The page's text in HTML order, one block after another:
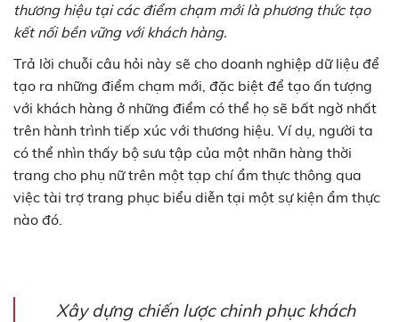
thương hiệu tại các điểm chạm mới là phương thức tạo
kết nối bền vững với khách hàng.
Trả lời chuỗi câu hỏi này sẽ cho doanh nghiệp dữ liệu để
tạo ra những điểm chạm mới, đặc biệt để tạo ấn tượng
với khách hàng ở những điểm có thể họ sẽ bất ngờ nhất
trên hành trình tiếp xúc với thương hiệu. Ví dụ, người ta
có thể nhìn thấy bộ sưu tập của một nhãn hàng thời
trang cho phụ nữ trên một tạp chí ẩm thực thông qua
việc tài trợ trang phục biểu diễn tại một sự kiện ẩm thực
nào đó.
Xây dựng chiến lược chinh phục khách